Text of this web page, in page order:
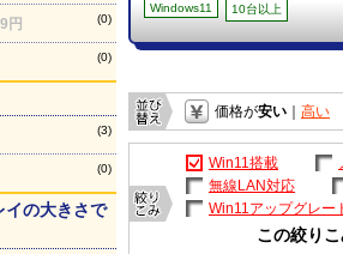
円 (0)
(0)
(3)
(0)
イの大きさで
Windows11 10台以上
価格が安い 高い
Win11搭載
無線LAN対応
Win11アップグレー
この絞り